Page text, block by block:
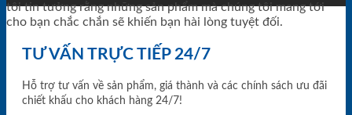
tôi tin tưởng rằng những sản phẩm mà chúng tôi mang tới
cho bạn chắc chắn sẽ khiến bạn hài lòng tuyệt đối.
TƯ VẤN TRỰC TIẾP 24/7
Hỗ trợ tư vấn về sản phẩm, giá thành và các chính sách ưu đãi
chiết khấu cho khách hàng 24/7!